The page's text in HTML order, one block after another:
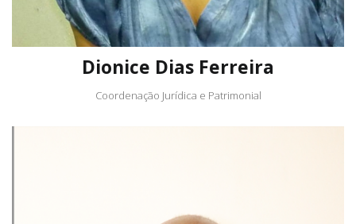
Dionice Dias Ferreira
Coordenação Jurídica e Patrimonial